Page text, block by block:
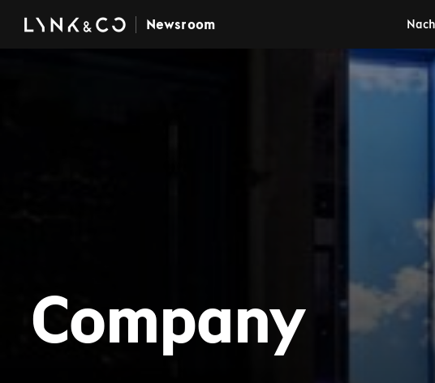
Newsroom
Company